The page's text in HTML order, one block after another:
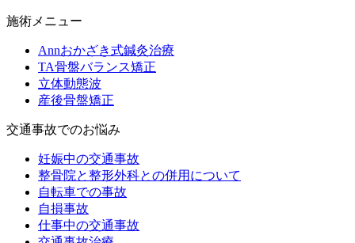
施術メニュー
Annおかざき式鍼灸治療
TA骨盤バランス矯正
立体動態波
産後骨盤矯正
交通事故でのお悩み
妊娠中の交通事故
整骨院と整形外科との併用について
自転車での事故
自損事故
仕事中の交通事故